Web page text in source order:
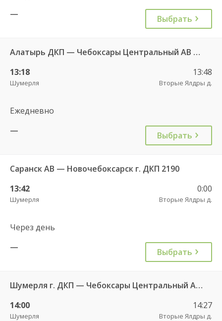
—
Выбрать
Алатырь ДКП — Чебоксары Центральный АВ 535
13:18
Шумерля
13:48
Вторые Ялдры д.
Ежедневно
—
Выбрать
Саранск АВ — Новочебоксарск г. ДКП 2190
13:42
Шумерля
0:00
Вторые Ялдры д.
Через день
—
Выбрать
Шумерля г. ДКП — Чебоксары Центральный АВ 532
14:00
Шумерля
14:27
Вторые Ялдры д.